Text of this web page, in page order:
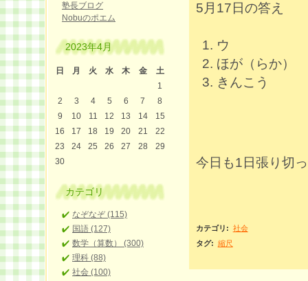
5月17日の答え
ウ
ほが（らか）
きんこう
今日も1日張り切
カテゴリ : 社会
タグ: 縮尺
塾長ブログ
Nobuのポエム
2023年4月
日 月 火 水 木 金
土
1
2
3 4 5 6 7
8
9
10 11 12 13 14
15
16
17 18 19 20 21
22
23
24 25 26 27 28
29
30
カテゴリ
なぞなぞ (115)
国語 (127)
数学（算数） (300)
理科 (88)
社会 (100)